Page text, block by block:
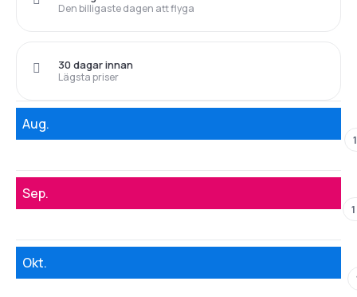
Den billigaste dagen att flyga
Lägsta priser
30 dagar innan
Aug.
Sep.
Okt.